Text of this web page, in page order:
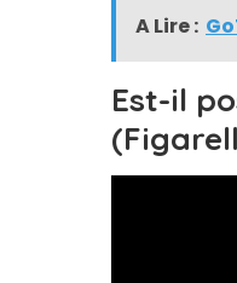
A Lire :
Est-il